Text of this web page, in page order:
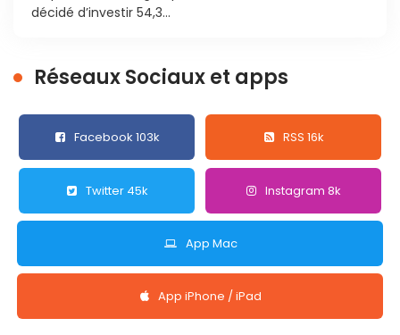
décidé d’investir 54,3...
Réseaux Sociaux et apps
Facebook 103k RSS 16k
Twitter 45k Instagram 8k
App Mac
App iPhone / iPad